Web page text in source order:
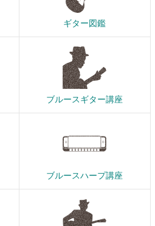
ギター図鑑
ブルースギター講座
ブルースハープ講座